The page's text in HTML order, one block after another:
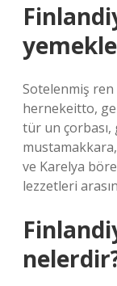
Sotelenmiş ren
hernekeitto,
tür un çorbası,
ve Karelya
lezzetleri